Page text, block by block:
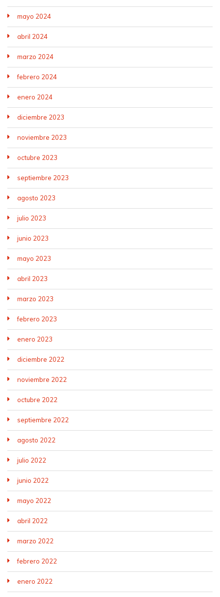
mayo 2024
abril 2024
marzo 2024
febrero 2024
enero 2024
diciembre 2023
noviembre 2023
octubre 2023
septiembre 2023
agosto 2023
julio 2023
junio 2023
mayo 2023
abril 2023
marzo 2023
febrero 2023
enero 2023
diciembre 2022
noviembre 2022
octubre 2022
septiembre 2022
agosto 2022
julio 2022
junio 2022
mayo 2022
abril 2022
marzo 2022
febrero 2022
enero 2022